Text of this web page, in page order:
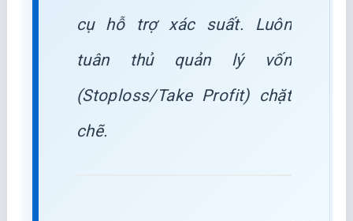
cụ hỗ trợ xác suất. Luôn
tuân thủ quản lý vốn
(Stoploss/Take Profit) chặt
chẽ.